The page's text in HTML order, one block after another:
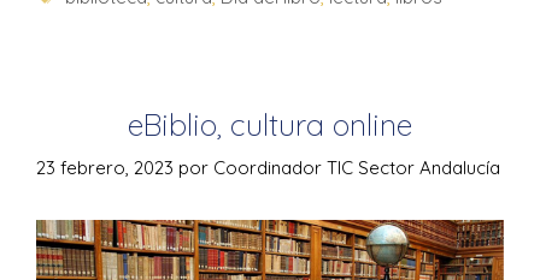
eBiblio, cultura online
23 febrero, 2023 por Coordinador TIC Sector Andalucía